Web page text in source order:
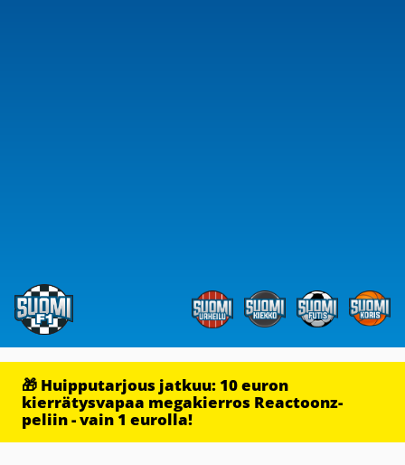
🎁 Huipputarjous jatkuu: 10 euron
kierrätysvapaa megakierros Reactoonz-
peliin - vain 1 eurolla!